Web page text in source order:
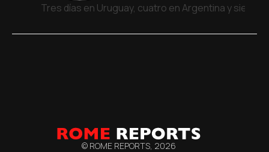
Tres días en Uruguay, cuatro en Argentina y siete
© ROME REPORTS, 2026